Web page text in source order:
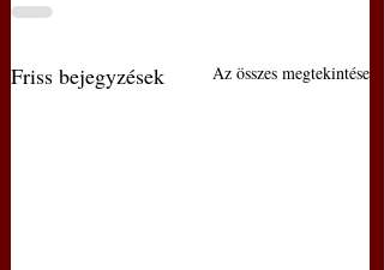
Friss bejegyzések Az összes megtekintése